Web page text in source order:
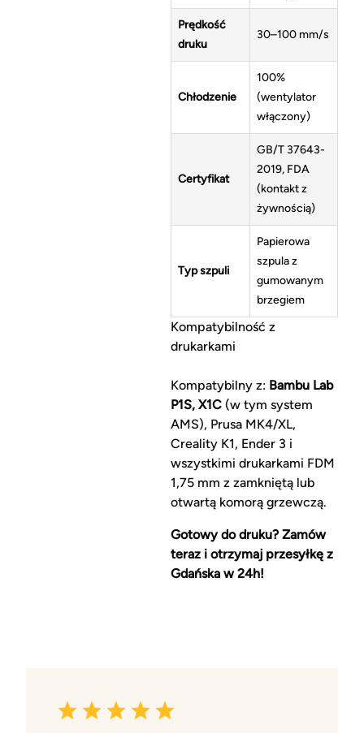
Prędkość
druku
30–100 mm/s
Chłodzenie
100%
(wentylator
włączony)
Certyfikat
GB/T 37643-
2019, FDA
(kontakt z
żywnością)
Typ szpuli
Papierowa
szpula z
gumowanym
brzegiem
Kompatybilność z
drukarkami
Kompatybilny z: Bambu Lab
P1S, X1C(w tym system
AMS), Prusa MK4/XL,
Creality K1, Ender 3 i
wszystkimi drukarkami FDM
1,75 mm z zamkniętą lub
otwartą komorą grzewczą.
Gotowy do druku? Zamów
teraz i otrzymaj przesyłkę z
Gdańska w 24h!